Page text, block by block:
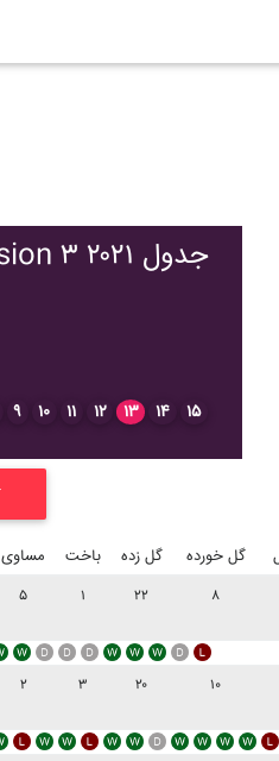
League Division ۳ ۲۰۲۱ جدول
۹ ۱۰ ۱۱ ۱۲ ۱۳ ۱۴
۱۵
مساوی باخت گل زده گل خورده
۵ ۱ ۲۲ ۸
۲ ۳ ۲۰ ۱۰